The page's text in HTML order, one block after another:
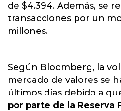
de $4.394. Además, se
transacciones por un
millones.
Según Bloomberg, la
mercado de valores se
últimos días debido a
por parte de la Reserva